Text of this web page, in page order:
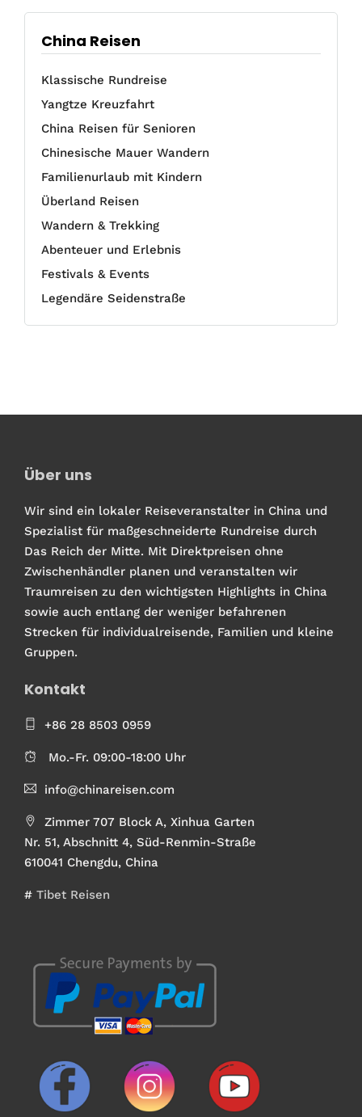
China Reisen
Klassische Rundreise
Yangtze Kreuzfahrt
China Reisen für Senioren
Chinesische Mauer Wandern
Familienurlaub mit Kindern
Überland Reisen
Wandern & Trekking
Abenteuer und Erlebnis
Festivals & Events
Legendäre Seidenstraße
Über uns
Wir sind ein lokaler Reiseveranstalter in China und
Spezialist für maßgeschneiderte Rundreise durch
Das Reich der Mitte. Mit Direktpreisen ohne
Zwischenhändler planen und veranstalten wir
Traumreisen zu den wichtigsten Highlights in China
sowie auch entlang der weniger befahrenen
Strecken für individualreisende, Familien und kleine
Gruppen.
Kontakt
+86 28 8503 0959
Mo.-Fr. 09:00-18:00 Uhr
info@chinareisen.com
Zimmer 707 Block A, Xinhua Garten
Nr. 51, Abschnitt 4, Süd-Renmin-Straße
610041 Chengdu, China
# Tibet Reisen